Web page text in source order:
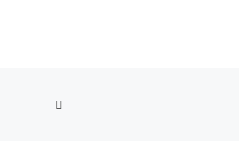
RETOUR À LA LISTE